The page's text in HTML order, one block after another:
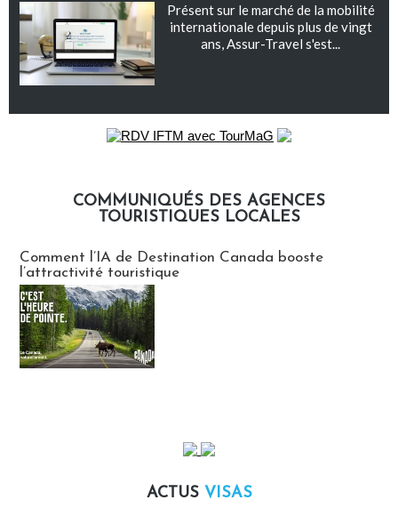
Présent sur le marché de la mobilité
internationale depuis plus de vingt
ans, Assur-Travel s'est...
COMMUNIQUÉS DES AGENCES
TOURISTIQUES LOCALES
Comment l’IA de Destination Canada booste
l’attractivité touristique
ACTUS VISAS